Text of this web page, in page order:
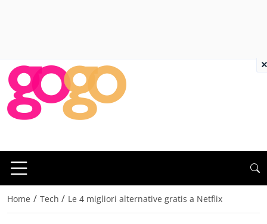
Home / Tech / Le 4 migliori alternative gratis a Netflix
×